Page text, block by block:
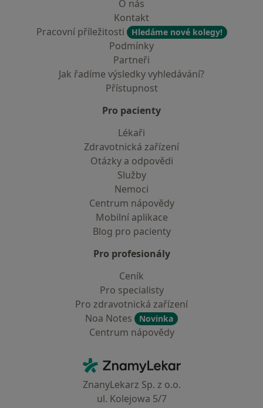
O nás
Kontakt
Pracovní příležitosti
Hledáme nové kolegy!
Podmínky
Partneři
Jak řadíme výsledky vyhledávání?
Přístupnost
Pro pacienty
Lékaři
Zdravotnická zařízení
Otázky a odpovědi
Služby
Nemoci
Centrum nápovědy
Mobilní aplikace
Blog pro pacienty
Pro profesionály
Ceník
Pro specialisty
Pro zdravotnická zařízení
Noa Notes
Novinka
Centrum nápovědy
ZnamyLekar - Hlavní stránka
ZnanyLekarz Sp. z o.o.
ul. Kolejowa 5/7